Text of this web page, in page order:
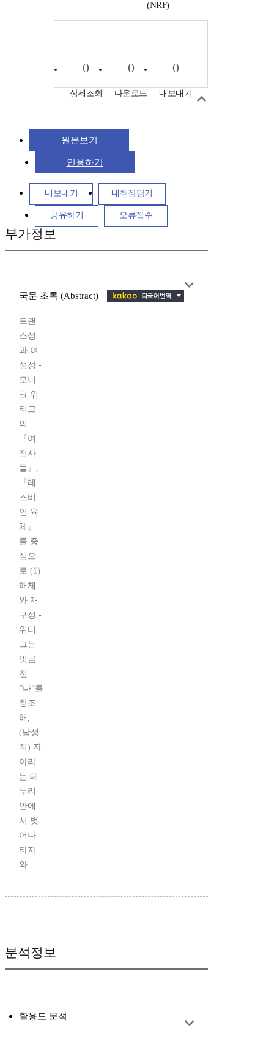
(NRF)
0
상세조회
0
다운로드
0
내보내기
원문보기
인용하기
내보내기 내책장담기
공유하기 오류접수
부가정보
국문 초록 (Abstract)
트랜
스성
과 여
성성 -
모니
크 위
티그
의
『여
전사
들』,
『레
즈비
언 육
체』
를 중
심으
로 (1)
해체
와 재
구성 -
위티
그는
빗금
친
”나“를
창조
해,
(남성
적) 자
아라
는 테
두리
안에
서 벗
어나
타자
와...
분석정보
활용도 분석